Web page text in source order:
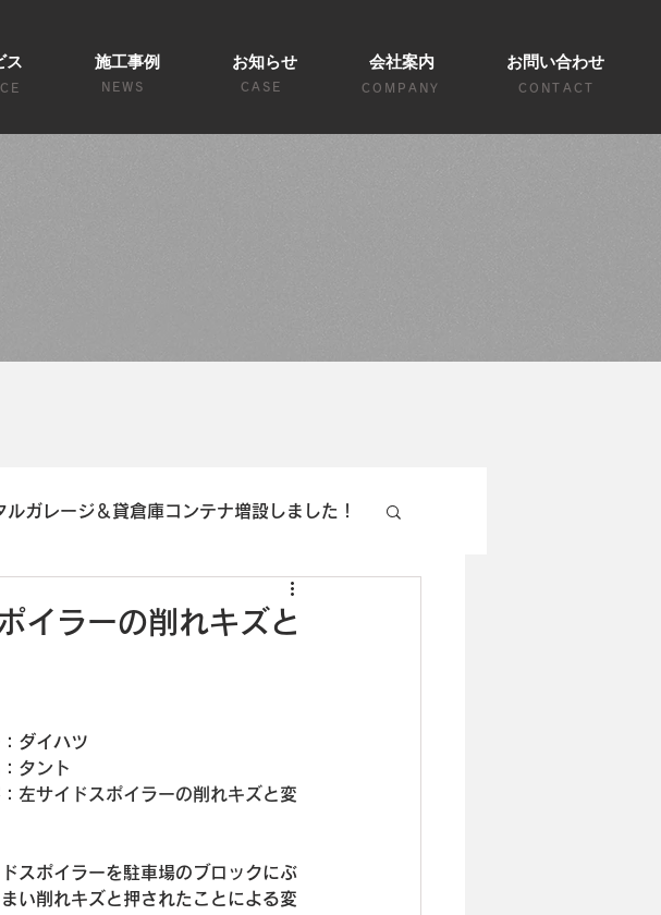
ス 施工事例 お知らせ 会社案内 お問い合わせ
NEWS CASE COMPANY CONTACT
ルガレージ＆貸倉庫コンテナ増設しました！
ラーの削れキズと
ダイハツ
タント
左サイドスポイラーの削れキズと変
スポイラーを駐車場のブロックにぶ
い削れキズと押されたことによる変